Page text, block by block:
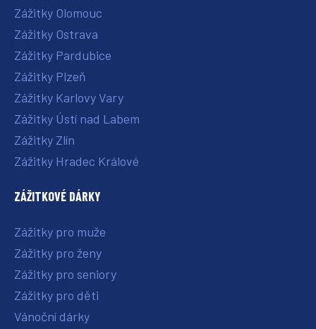
Zážitky Olomouc
Zážitky Ostrava
Zážitky Pardubice
Zážitky Plzeň
Zážitky Karlovy Vary
Zážitky Ústí nad Labem
Zážitky Zlín
Zážitky Hradec Králové
ZÁŽITKOVÉ DÁRKY
Zážitky pro muže
Zážitky pro ženy
Zážitky pro seniory
Zážitky pro děti
Vánoční dárky